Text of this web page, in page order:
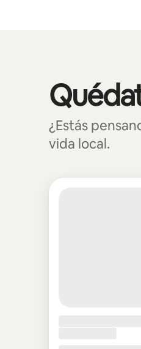
¿Estás
vida local.
Se muestran0 de 0